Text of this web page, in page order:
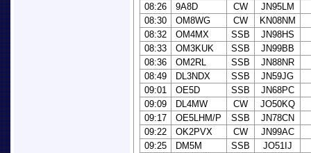
08:26
9A8D CW
JN95LM
08:30
OM8WG CW
KN08NM
08:32
OM4MX SSB
JN98HS
08:33
OM3KUK SSB
JN99BB
08:36
OM2RL SSB
JN88NR
08:49
DL3NDX SSB
JN59JG
09:01
OE5D SSB
JN68PC
09:09
DL4MW CW
JO50KQ
09:17
OE5LHM/P SSB
JN78CN
09:22
OK2PVX CW
JN99AC
09:25
DM5M SSB
JO51IJ